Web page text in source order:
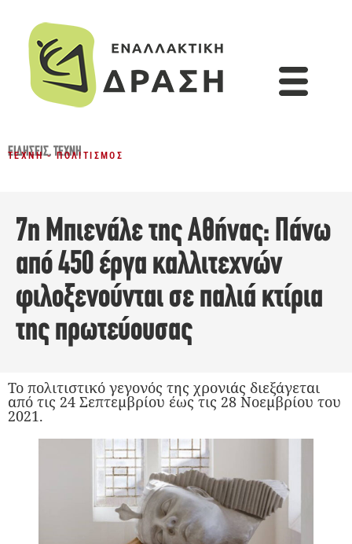
ΕΙΔΉΣΕΙΣ,ΤΈΧΝΗ
ΤΈΧΝΗ - ΠΟΛΙΤΙΣΜΌΣ
7η Μπιενάλε της Αθήνας: Πάνω
από 450 έργα καλλιτεχνών
φιλοξενούνται σε παλιά κτίρια
της πρωτεύουσας
Το πολιτιστικό γεγονός της χρονιάς διεξάγεται
από τις 24 Σεπτεμβρίου έως τις 28 Νοεμβρίου του
2021.